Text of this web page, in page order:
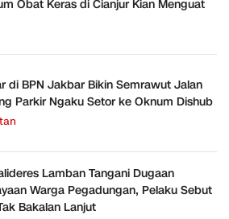
Obat Keras di Cianjur Kian Menguat
di BPN Jakbar Bikin Semrawut Jalan
Parkir Ngaku Setor ke Oknum Dishub
Lamban Tangani Dugaan
Warga Pegadungan, Pelaku Sebut
Bakalan Lanjut